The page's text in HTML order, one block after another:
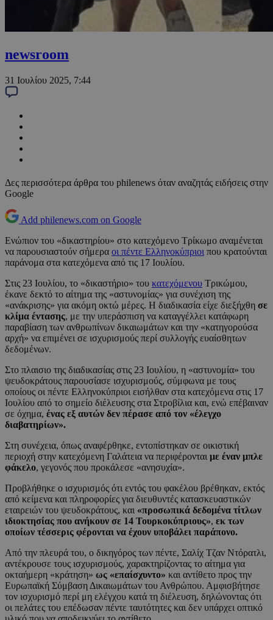
newsroom
31 Ιουλίου 2025, 7:44
Δες περισσότερα άρθρα του philenews όταν αναζητάς ειδήσεις στην
Google
Add philenews.com on Google
Ενώπιον του «δικαστηρίου» στο κατεχόμενο Τρίκωμο αναμένεται
να παρουσιαστούν σήμερα οι πέντε Ελληνοκύπριοι που κρατούνται
παράνομα στα κατεχόμενα από τις 17 Ιουλίου.
Στις 23 Ιουλίου, το «δικαστήριο» του κατεχόμενου Τρικώμου,
έκανε δεκτό το αίτημα της «αστυνομίας» για συνέχιση της
«ανάκρισης» για ακόμη οκτώ μέρες. Η διαδικασία είχε διεξήχθη σε
κλίμα έντασης, με την υπεράσπιση να καταγγέλλει κατάφωρη
παραβίαση των ανθρωπίνων δικαιωμάτων και την «κατηγορούσα
αρχή» να επιμένει σε ισχυρισμούς περί συλλογής ευαίσθητων
δεδομένων.
Στο πλαισιο της διαδικασίας στις 23 Ιουλίου, η «αστυνομία» του
ψευδοκράτους παρουσίασε ισχυρισμούς, σύμφωνα με τους
οποίους οι πέντε Ελληνοκύπριοι εισήλθαν στα κατεχόμενα στις 17
Ιουλίου από το σημείο διέλευσης στα Στροβίλια και, ενώ επέβαιναν
σε όχημα, ένας εξ αυτών δεν πέρασε από τον «έλεγχο
διαβατηρίων».
Στη συνέχεια, όπως αναφέρθηκε, εντοπίστηκαν σε οικιστική
περιοχή στην κατεχόμενη Γαλάτεια να περιφέρονται με έναν μπλε
φάκελο, γεγονός που προκάλεσε «ανησυχία».
Προβλήθηκε ο ισχυρισμός ότι εντός του φακέλου βρέθηκαν, εκτός
από κείμενα και πληροφορίες για διευθυντές κατασκευαστικών
εταιρειών του ψευδοκράτους, και «προσωπικά δεδομένα τίτλων
ιδιοκτησίας που ανήκουν σε 14 Τουρκοκύπριους», εκ των
οποίων τέσσερις φέρονται να έχουν υποβάλει παράπονο.
Από την πλευρά του, ο δικηγόρος των πέντε, Σαλίχ Τζαν Ντόρατλι,
αντέκρουσε τους ισχυρισμούς, χαρακτηρίζοντας το αίτημα για
οκταήμερη «κράτηση» ως «επαίσχυντο» και αντίθετο προς την
Ευρωπαϊκή Σύμβαση Δικαιωμάτων του Ανθρώπου. Αμφισβήτησε
τον ισχυρισμό περί μη ελέγχου κατά τη διέλευση, δηλώνοντας ότι
οι πελάτες του επέδωσαν πέντε ταυτότητες και δεν υπάρχει οπτικό